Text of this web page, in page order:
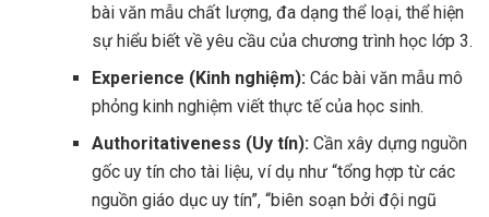
bài văn mẫu chất lượng, đa dạng thể loại, thể hiện
sự hiểu biết về yêu cầu của chương trình học lớp 3.
Experience (Kinh nghiệm): Các bài văn mẫu mô
phỏng kinh nghiệm viết thực tế của học sinh.
Authoritativeness (Uy tín): Cần xây dựng nguồn
gốc uy tín cho tài liệu, ví dụ như “tổng hợp từ các
nguồn giáo dục uy tín”, “biên soạn bởi đội ngũ